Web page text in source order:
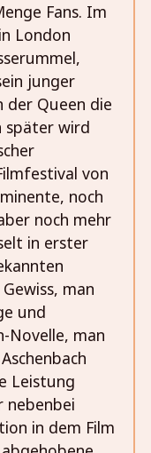
Fans. Im
London
junger
der Queen die
später wird
von
noch
noch mehr
in erster
man
und
Novelle, man
Leistung
nebenbei
in dem Film